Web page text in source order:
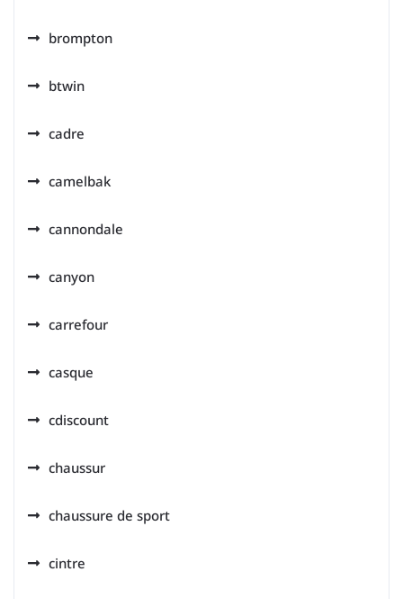
brompton
btwin
cadre
camelbak
cannondale
canyon
carrefour
casque
cdiscount
chaussur
chaussure de sport
cintre